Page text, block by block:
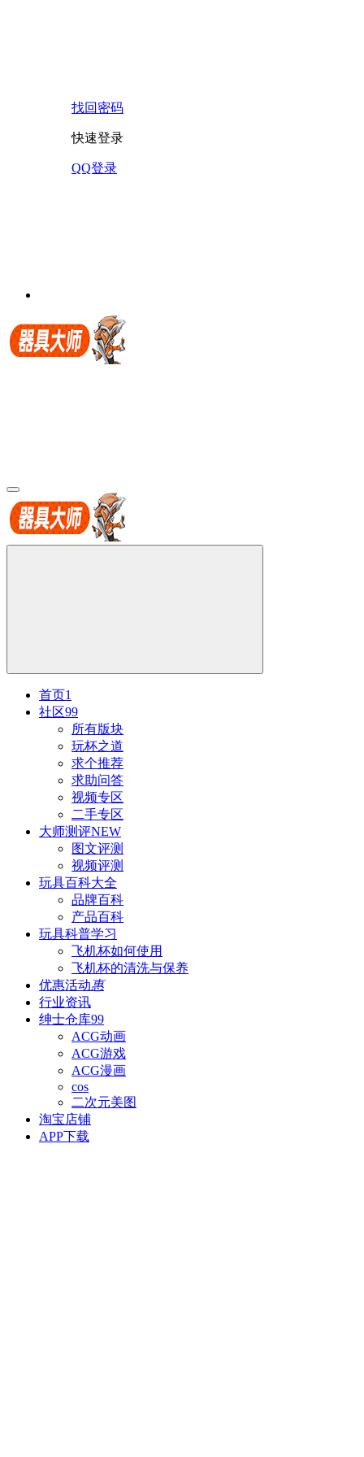
找回密码
快速登录
QQ登录
首页1
社区99
所有版块
玩杯之道
求个推荐
求助问答
视频专区
二手专区
大师测评NEW
图文评测
视频评测
玩具百科大全
品牌百科
产品百科
玩具科普学习
飞机杯如何使用
飞机杯的清洗与保养
优惠活动惠
行业资讯
绅士仓库99
ACG动画
ACG游戏
ACG漫画
cos
二次元美图
淘宝店铺
APP下载